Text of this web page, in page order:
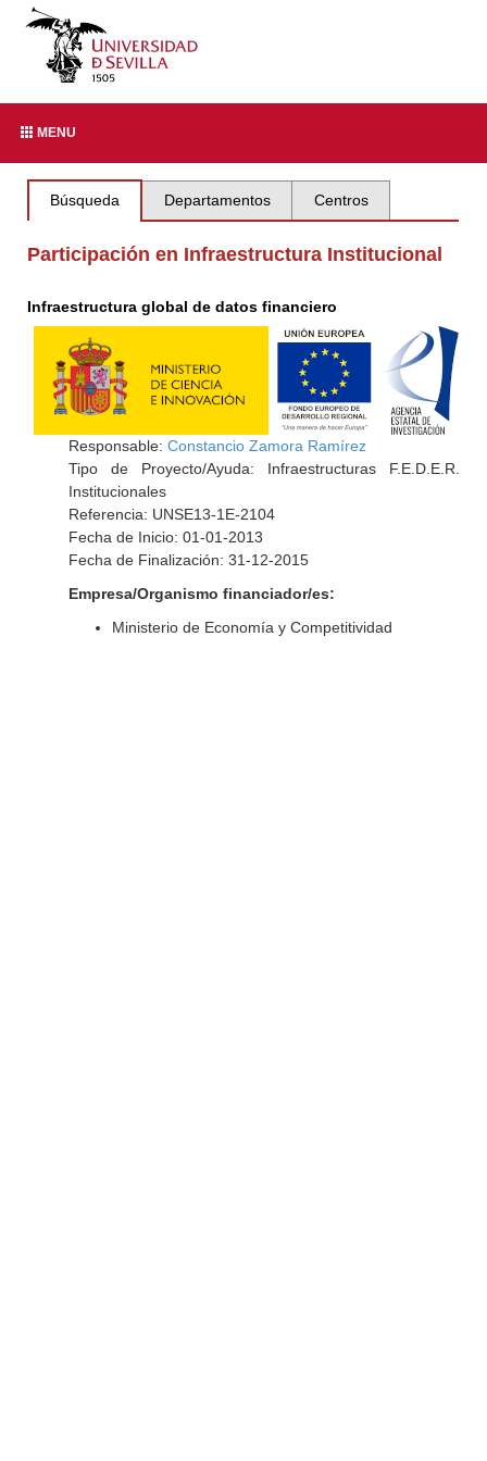
MENU
Búsqueda Departamentos Centros
Participación en Infraestructura Institucional
Infraestructura global de datos financiero
Responsable: Constancio Zamora Ramírez
Tipo de Proyecto/Ayuda: Infraestructuras F.E.D.E.R.
Institucionales
Referencia: UNSE13-1E-2104
Fecha de Inicio: 01-01-2013
Fecha de Finalización: 31-12-2015
Empresa/Organismo financiador/es:
Ministerio de Economía y Competitividad